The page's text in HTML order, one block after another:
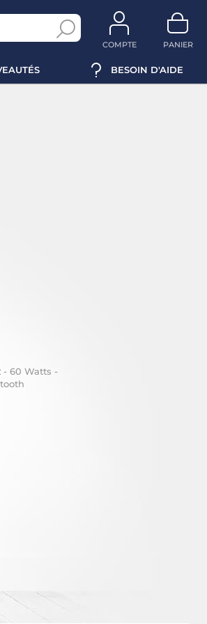
COMPTE PANIER
BESOIN D'AIDE
- 60 Watts -